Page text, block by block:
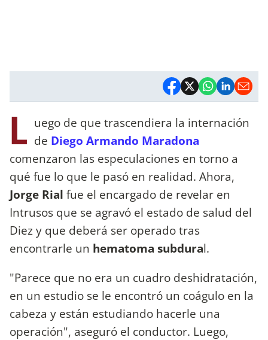
L uego de que trascendiera la internación
de Diego Armando Maradona
comenzaron las especulaciones en torno a
qué fue lo que le pasó en realidad. Ahora,
Jorge Rial fue el encargado de revelar en
Intrusos que se agravó el estado de salud del
Diez y que deberá ser operado tras
encontrarle un hematoma subdural.
"Parece que no era un cuadro deshidratación,
en un estudio se le encontró un coágulo en la
cabeza y están estudiando hacerle una
operación", aseguró el conductor. Luego,